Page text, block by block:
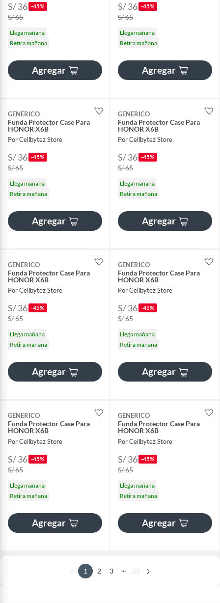
S/ 36 -45%
S/ 65
Llega mañana
Retira mañana
Agregar
S/ 36 -45%
S/ 65
Llega mañana
Retira mañana
Agregar
GENERICO
Funda Protector Case Para
HONOR X6B
Por Cellbytez Store
S/ 36 -45%
S/ 65
Llega mañana
Retira mañana
Agregar
GENERICO
Funda Protector Case Para
HONOR X6B
Por Cellbytez Store
S/ 36 -45%
S/ 65
Llega mañana
Retira mañana
Agregar
GENERICO
Funda Protector Case Para
HONOR X6B
Por Cellbytez Store
S/ 36 -45%
S/ 65
Llega mañana
Retira mañana
Agregar
GENERICO
Funda Protector Case Para
HONOR X6B
Por Cellbytez Store
S/ 36 -45%
S/ 65
Llega mañana
Retira mañana
Agregar
GENERICO
Funda Protector Case Para
HONOR X6B
Por Cellbytez Store
S/ 36 -45%
S/ 65
Llega mañana
Retira mañana
Agregar
GENERICO
Funda Protector Case Para
HONOR X6B
Por Cellbytez Store
S/ 36 -45%
S/ 65
Llega mañana
Retira mañana
Agregar
1 2 3 ... 25